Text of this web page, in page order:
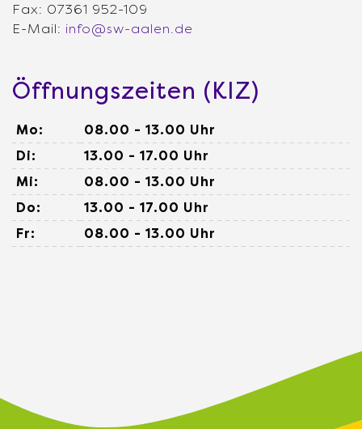
Fax: 07361 952-109
E-Mail: info@sw-aalen.de
Öffnungszeiten (KIZ)
Mo:
08.00 - 13.00 Uhr
Di:
13.00 - 17.00 Uhr
Mi:
08.00 - 13.00 Uhr
Do:
13.00 - 17.00 Uhr
Fr:
08.00 - 13.00 Uhr